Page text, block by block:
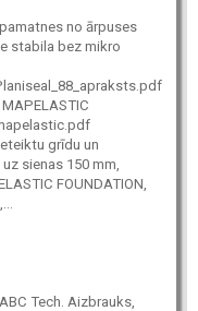
no ārpuses
stabila bez mikro
grīdu un
sienas 150 mm,
FOUNDATION,
Tech. Aizbrauks,